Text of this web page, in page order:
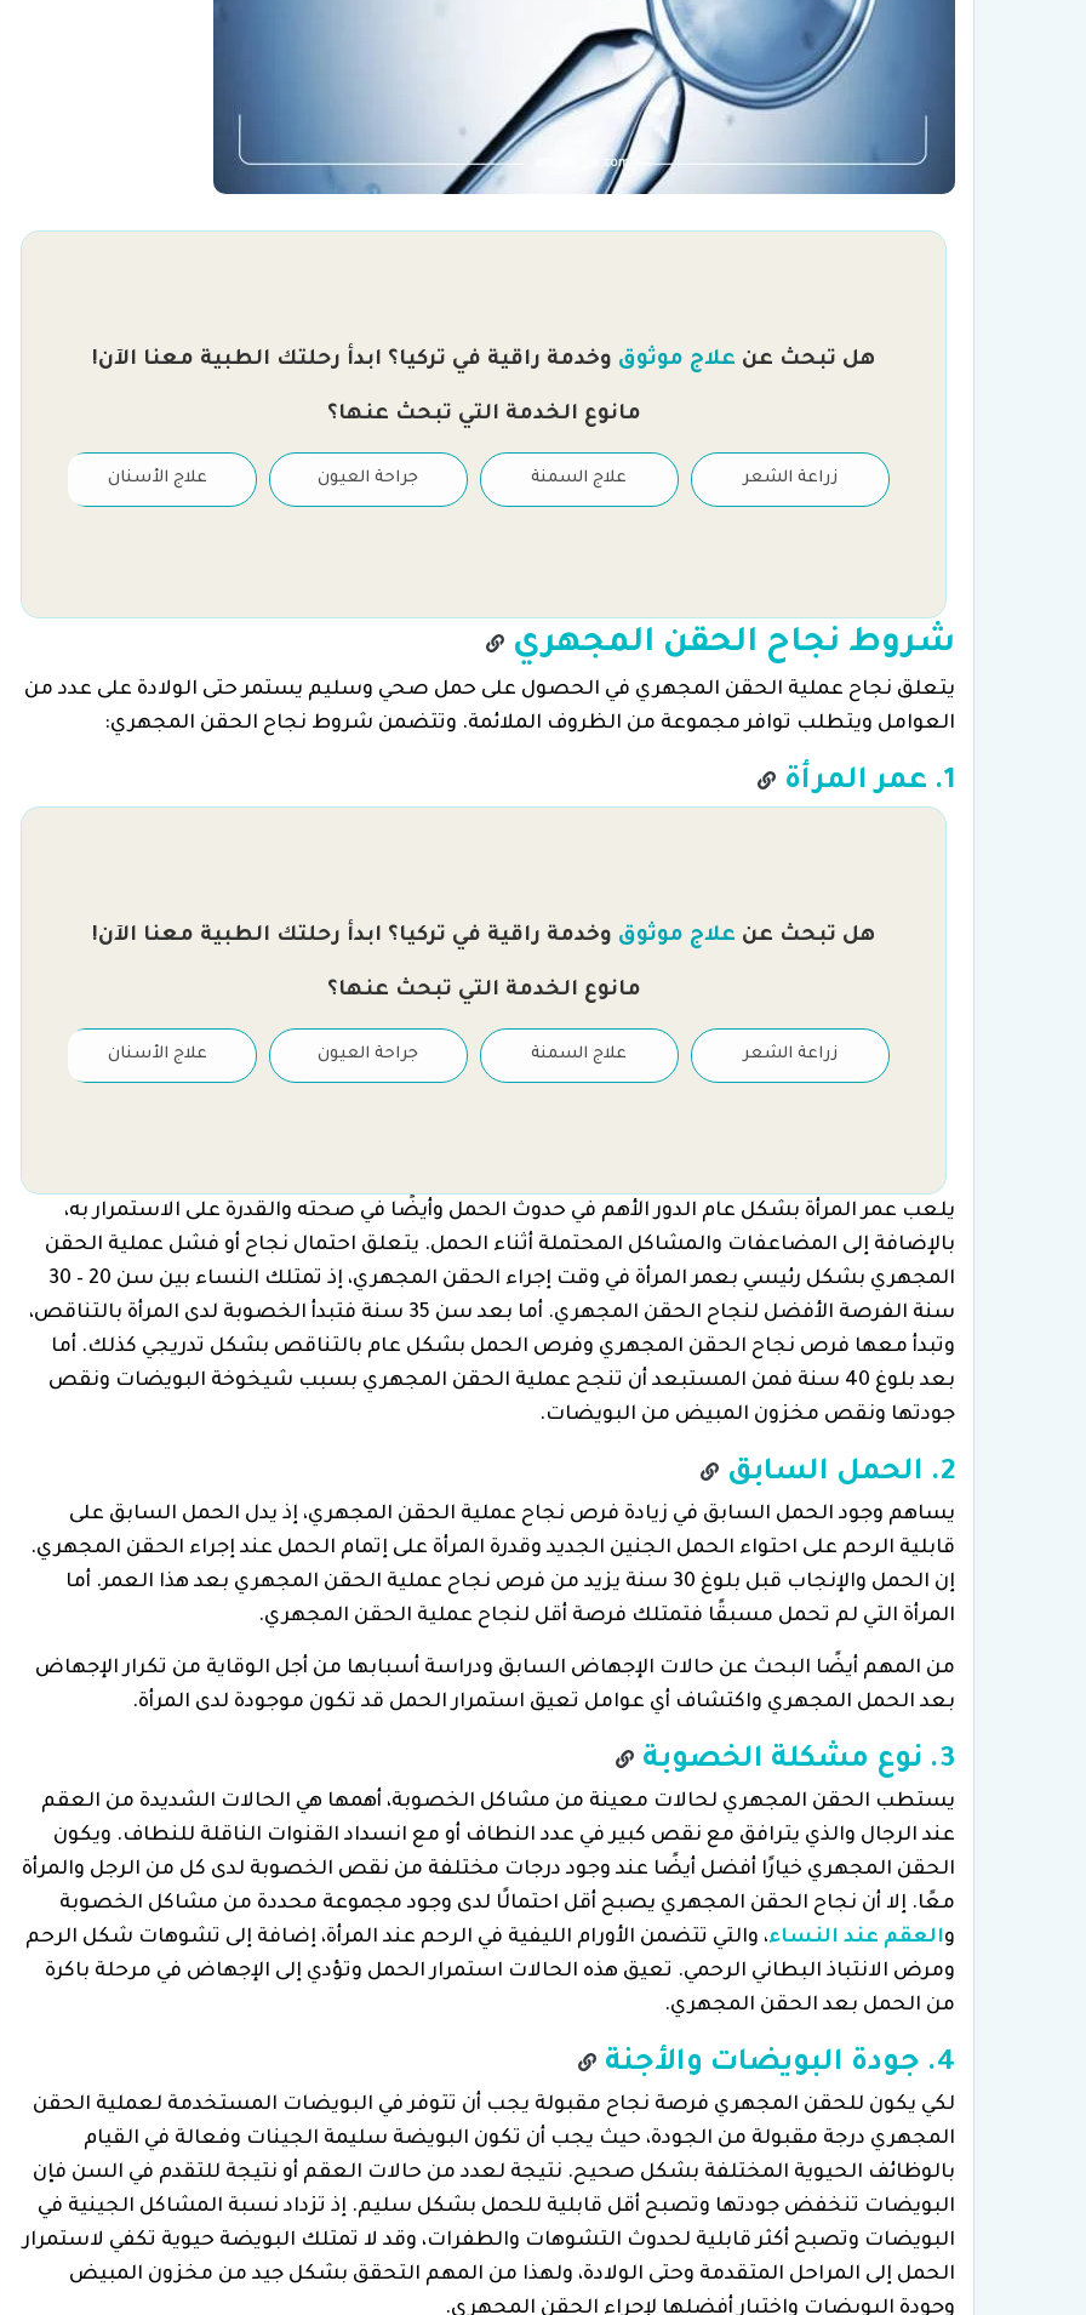
هل تبحث عن علاج موثوق وخدمة راقية في تركيا؟ ابدأ رحلتك الطبية معنا الآن!
مانوع الخدمة التي تبحث عنها؟
زراعة الشعر علاج السمنة جراحة العيون علاج الأسنان
شروط نجاح الحقن المجهري
يتعلق نجاح عملية الحقن المجهري في الحصول على حمل صحي وسليم يستمر حتى الولادة على عدد من
العوامل ويتطلب توافر مجموعة من الظروف الملائمة. وتتضمن شروط نجاح الحقن المجهري:
1. عمر المرأة
هل تبحث عن علاج موثوق وخدمة راقية في تركيا؟ ابدأ رحلتك الطبية معنا الآن!
مانوع الخدمة التي تبحث عنها؟
زراعة الشعر علاج السمنة جراحة العيون علاج الأسنان
يلعب عمر المرأة بشكل عام الدور الأهم في حدوث الحمل وأيضًا في صحته والقدرة على الاستمرار به،
بالإضافة إلى المضاعفات والمشاكل المحتملة أثناء الحمل. يتعلق احتمال نجاح أو فشل عملية الحقن
المجهري بشكل رئيسي بعمر المرأة في وقت إجراء الحقن المجهري، إذ تمتلك النساء بين سن 20 – 30
سنة الفرصة الأفضل لنجاح الحقن المجهري. أما بعد سن 35 سنة فتبدأ الخصوبة لدى المرأة بالتناقص،
وتبدأ معها فرص نجاح الحقن المجهري وفرص الحمل بشكل عام بالتناقص بشكل تدريجي كذلك. أما
بعد بلوغ 40 سنة فمن المستبعد أن تنجح عملية الحقن المجهري بسبب شيخوخة البويضات ونقص
جودتها ونقص مخزون المبيض من البويضات.
2. الحمل السابق
يساهم وجود الحمل السابق في زيادة فرص نجاح عملية الحقن المجهري، إذ يدل الحمل السابق على
قابلية الرحم على احتواء الحمل الجنين الجديد وقدرة المرأة على إتمام الحمل عند إجراء الحقن المجهري.
إن الحمل والإنجاب قبل بلوغ 30 سنة يزيد من فرص نجاح عملية الحقن المجهري بعد هذا العمر. أما
المرأة التي لم تحمل مسبقًا فتمتلك فرصة أقل لنجاح عملية الحقن المجهري.
من المهم أيضًا البحث عن حالات الإجهاض السابق ودراسة أسبابها من أجل الوقاية من تكرار الإجهاض
بعد الحمل المجهري واكتشاف أي عوامل تعيق استمرار الحمل قد تكون موجودة لدى المرأة.
3. نوع مشكلة الخصوبة
يستطب الحقن المجهري لحالات معينة من مشاكل الخصوبة، أهمها هي الحالات الشديدة من العقم
عند الرجال والذي يترافق مع نقص كبير في عدد النطاف أو مع انسداد القنوات الناقلة للنطاف. ويكون
الحقن المجهري خيارًا أفضل أيضًا عند وجود درجات مختلفة من نقص الخصوبة لدى كل من الرجل والمرأة
معًا. إلا أن نجاح الحقن المجهري يصبح أقل احتمالًا لدى وجود مجموعة محددة من مشاكل الخصوبة
والعقم عند النساء، والتي تتضمن الأورام الليفية في الرحم عند المرأة، إضافة إلى تشوهات شكل الرحم
ومرض الانتباذ البطاني الرحمي. تعيق هذه الحالات استمرار الحمل وتؤدي إلى الإجهاض في مرحلة باكرة
من الحمل بعد الحقن المجهري.
4. جودة البويضات والأجنة
لكي يكون للحقن المجهري فرصة نجاح مقبولة يجب أن تتوفر في البويضات المستخدمة لعملية الحقن
المجهري درجة مقبولة من الجودة، حيث يجب أن تكون البويضة سليمة الجينات وفعالة في القيام
بالوظائف الحيوية المختلفة بشكل صحيح. نتيجة لعدد من حالات العقم أو نتيجة للتقدم في السن فإن
البويضات تنخفض جودتها وتصبح أقل قابلية للحمل بشكل سليم. إذ تزداد نسبة المشاكل الجينية في
البويضات وتصبح أكثر قابلية لحدوث التشوهات والطفرات، وقد لا تمتلك البويضة حيوية تكفي لاستمرار
الحمل إلى المراحل المتقدمة وحتى الولادة، ولهذا من المهم التحقق بشكل جيد من مخزون المبيض
وجودة البويضات واختيار أفضلها لإجراء الحقن المجهري.